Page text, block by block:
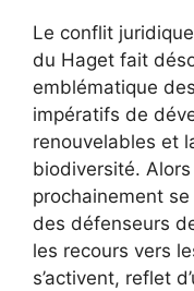
Le conflit
du Haget fait
emblématique
impératifs de
renouvelables et
biodiversité.
prochainement
des défenseurs
les recours vers
s’activent, reflet